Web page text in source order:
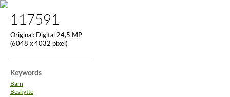
117591
Original: Digital 24,5 MP
(6048 x 4032 pixel)
Keywords
Barn
Beskytte